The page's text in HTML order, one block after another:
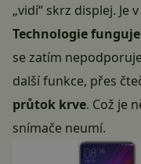
„vidí“ skrz displej. Je
Technologie
se zatím
další funkce, přes
průtok krve. Což je
snímače neumí.